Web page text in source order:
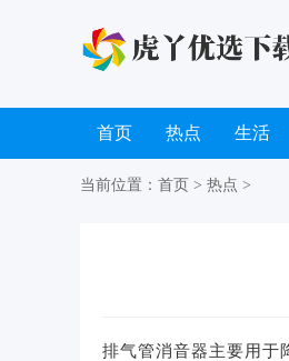
首页 热点 生活
当前位置： 首页 > 热点 >
排气管消音器主要用于